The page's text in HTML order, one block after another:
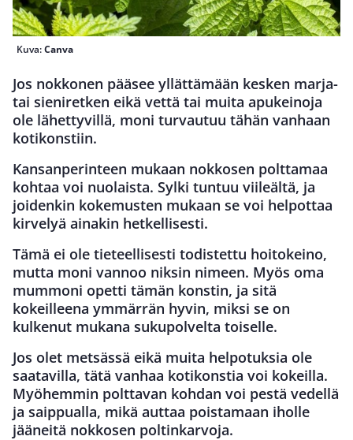
Kuva:Canva
Jos nokkonen pääsee yllättämään kesken marja-
tai sieniretken eikä vettä tai muita apukeinoja
ole lähettyvillä, moni turvautuu tähän vanhaan
kotikonstiin.
Kansanperinteen mukaan nokkosen polttamaa
kohtaa voi nuolaista. Sylki tuntuu viileältä, ja
joidenkin kokemusten mukaan se voi helpottaa
kirvelyä ainakin hetkellisesti.
Tämä ei ole tieteellisesti todistettu hoitokeino,
mutta moni vannoo niksin nimeen. Myös oma
mummoni opetti tämän konstin, ja sitä
kokeilleena ymmärrän hyvin, miksi se on
kulkenut mukana sukupolvelta toiselle.
Jos olet metsässä eikä muita helpotuksia ole
saatavilla, tätä vanhaa kotikonstia voi kokeilla.
Myöhemmin polttavan kohdan voi pestä vedellä
ja saippualla, mikä auttaa poistamaan iholle
jääneitä nokkosen poltinkarvoja.